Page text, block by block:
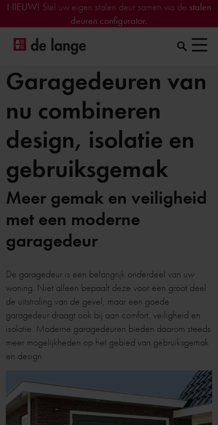
NIEUW! Stel uw eigen stalen deur samen via de stalen
deuren configurator.
Garagedeuren van
nu combineren
design, isolatie en
gebruiksgemak
Meer gemak en veiligheid
met een moderne
garagedeur
De garagedeur is een belangrijk onderdeel van uw
woning. Niet alleen bepaalt deze voor een groot deel
de uitstraling van de gevel, maar een goede
garagedeur draagt ook bij aan comfort, veiligheid en
isolatie. Moderne garagedeuren bieden daarom steeds
meer mogelijkheden op het gebied van gebruiksgemak
en design.